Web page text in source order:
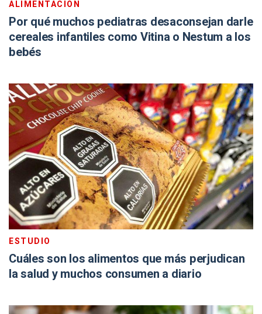
ALIMENTACIÓN
Por qué muchos pediatras desaconsejan darle
cereales infantiles como Vitina o Nestum a los
bebés
ESTUDIO
Cuáles son los alimentos que más perjudican
la salud y muchos consumen a diario